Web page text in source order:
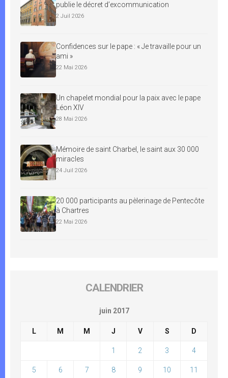
publie le décret d’excommunication
2 Juil 2026
Confidences sur le pape : « Je travaille pour un
ami »
22 Mai 2026
Un chapelet mondial pour la paix avec le pape
Léon XIV
28 Mai 2026
Mémoire de saint Charbel, le saint aux 30 000
miracles
24 Juil 2026
20 000 participants au pèlerinage de Pentecôte
à Chartres
22 Mai 2026
CALENDRIER
juin 2017
L M M J V S D
1 2 3 4
5 6 7 8 9 10 11